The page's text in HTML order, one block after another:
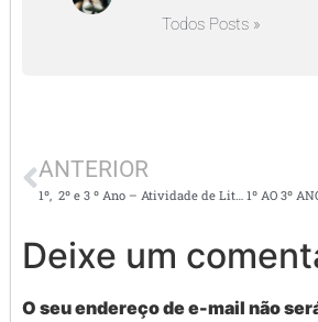
Todos Posts »
ANTERIOR
1º, 2º e 3 º Ano – Atividade de Literatura/ O Caracol
Deixe um
O seu endereço de e-mail não